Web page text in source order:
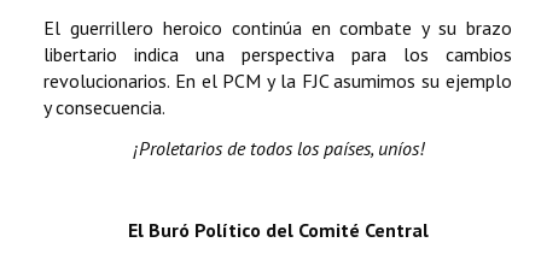
El guerrillero heroico continúa en combate y su brazo
libertario indica una perspectiva para los cambios
revolucionarios. En el PCM y la FJC asumimos su ejemplo
y consecuencia.
¡Proletarios de todos los países, uníos!
El Buró Político del Comité Central